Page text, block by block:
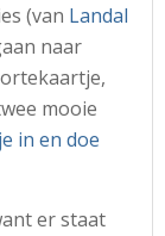
(van Landal
naar
mooie
in en doe
er staat